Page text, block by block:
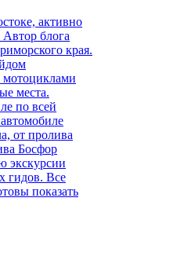
активно
блога
края.
мотоциклами
места.
по всей
от пролива
Босфор
экскурсии
гидов. Все
показать